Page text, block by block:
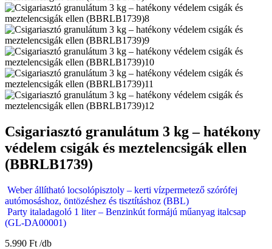
Csigariasztó granulátum 3 kg – hatékony
védelem csigák és meztelencsigák ellen
(BBRLB1739)
Weber állítható locsolópisztoly – kerti vízpermetező szórófej
autómosáshoz, öntözéshez és tisztításhoz (BBL)
Party italadagoló 1 liter – Benzinkút formájú műanyag italcsap
(GL-DA00001)
5.990 Ft